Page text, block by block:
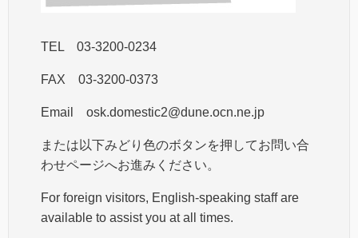
TEL 03-3200-0234
FAX 03-3200-0373
Email osk.domestic2@dune.ocn.ne.jp
または以下みどり色のボタンを押してお問い合
わせページへお進みください。
For foreign visitors, English-speaking staff are
available to assist you at all times.